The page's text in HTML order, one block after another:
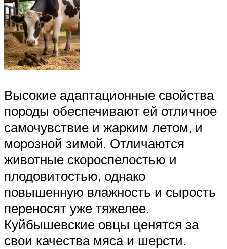
Высокие адаптационные свойства
породы обеспечивают ей отличное
самочувствие и жарким летом, и
морозной зимой. Отличаются
животные скороспелостью и
плодовитостью, однако
повышенную влажность и сырость
переносят уже тяжелее.
Куйбышевские овцы ценятся за
свои качества мяса и шерсти.